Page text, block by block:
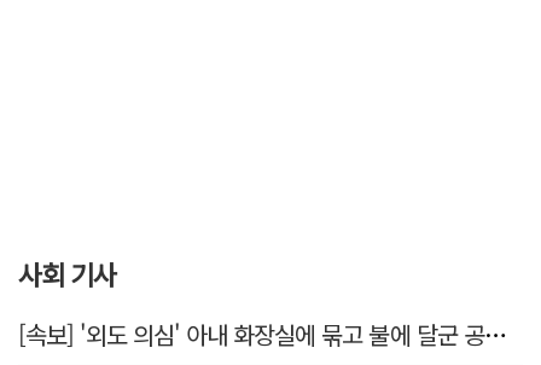
사회 기사
[속보] '외도 의심' 아내 화장실에 묶고 불에 달군 공구로 고문…남편 검거